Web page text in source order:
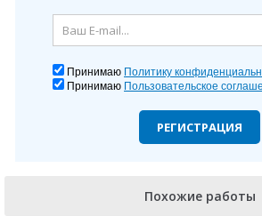
Принимаю Политику
Принимаю Пользовательское
РЕГИСТРАЦИЯ
Похожие работы